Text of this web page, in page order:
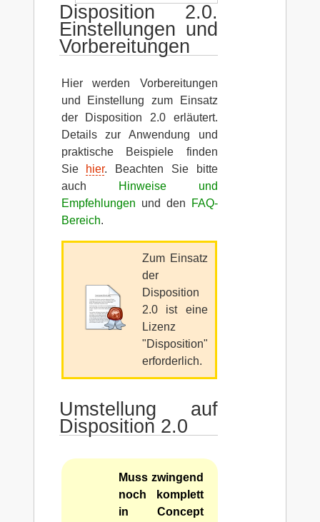
Disposition 2.0.
Einstellungen und
Vorbereitungen
Hier werden Vorbereitungen
und Einstellung zum Einsatz
der Disposition 2.0 erläutert.
Details zur Anwendung und
praktische Beispiele finden
Sie hier. Beachten Sie bitte
auch
Hinweise und
Empfehlungen und den
FAQ-
Bereich.
Zum Einsatz
der
Disposition
2.0 ist eine
Lizenz
"Disposition"
erforderlich.
Umstellung auf
Disposition 2.0
Muss zwingend
noch komplett
in Concept